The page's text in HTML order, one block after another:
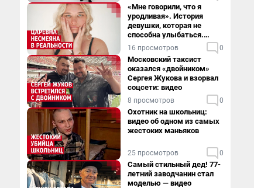
«Мне говорили, что я
уродливая». История
девушки, которая не
способна улыбаться.
Видео
16 просмотров 0
Московский таксист
оказался «двойником»
Сергея Жукова и взорвал
соцсети: видео
8 просмотров 0
Охотник на школьниц:
видео об одном из самых
жестоких маньяков
25 просмотров 0
Самый стильный дед! 77-
летний заводчанин стал
моделью — видео